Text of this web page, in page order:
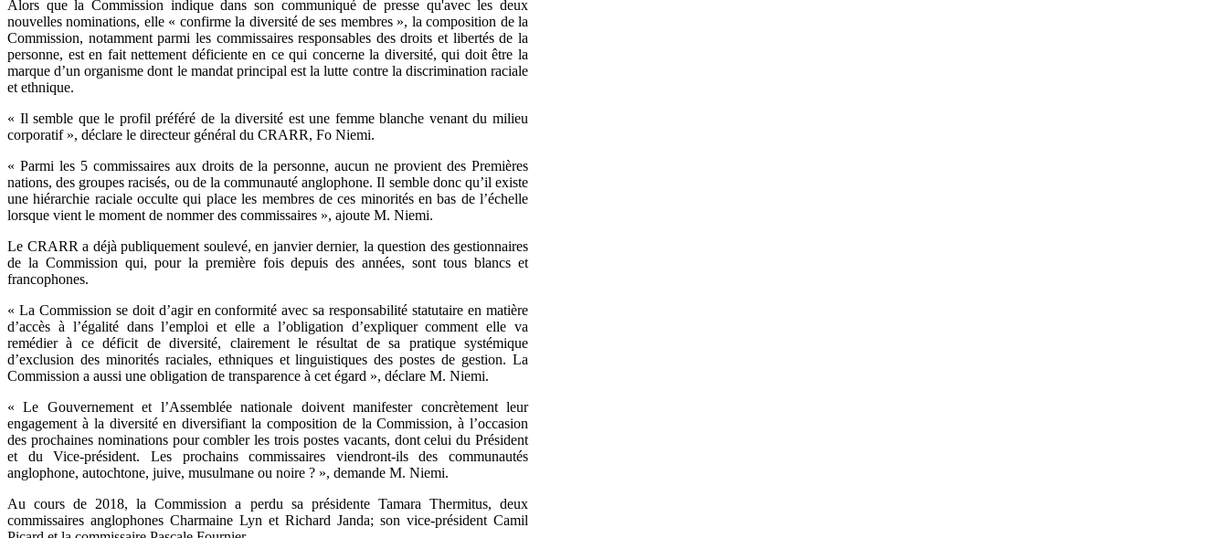
Alors que la Commission indique dans son communiqué de presse qu'avec les deux
nouvelles nominations, elle « confirme la diversité de ses membres », la composition de la
Commission, notamment parmi les commissaires responsables des droits et libertés de la
personne, est en fait nettement déficiente en ce qui concerne la diversité, qui doit être la
marque d’un organisme dont le mandat principal est la lutte contre la discrimination raciale
et ethnique.
« Il semble que le profil préféré de la diversité est une femme blanche venant du milieu
corporatif », déclare le directeur général du CRARR, Fo Niemi.
« Parmi les 5 commissaires aux droits de la personne, aucun ne provient des Premières
nations, des groupes racisés, ou de la communauté anglophone. Il semble donc qu’il existe
une hiérarchie raciale occulte qui place les membres de ces minorités en bas de l’échelle
lorsque vient le moment de nommer des commissaires », ajoute M. Niemi.
Le CRARR a déjà publiquement soulevé, en janvier dernier, la question des gestionnaires
de la Commission qui, pour la première fois depuis des années, sont tous blancs et
francophones.
« La Commission se doit d’agir en conformité avec sa responsabilité statutaire en matière
d’accès à l’égalité dans l’emploi et elle a l’obligation d’expliquer comment elle va
remédier à ce déficit de diversité, clairement le résultat de sa pratique systémique
d’exclusion des minorités raciales, ethniques et linguistiques des postes de gestion. La
Commission a aussi une obligation de transparence à cet égard », déclare M. Niemi.
« Le Gouvernement et l’Assemblée nationale doivent manifester concrètement leur
engagement à la diversité en diversifiant la composition de la Commission, à l’occasion
des prochaines nominations pour combler les trois postes vacants, dont celui du Président
et du Vice-président. Les prochains commissaires viendront-ils des communautés
anglophone, autochtone, juive, musulmane ou noire ? », demande M. Niemi.
Au cours de 2018, la Commission a perdu sa présidente Tamara Thermitus, deux
commissaires anglophones Charmaine Lyn et Richard Janda; son vice-président Camil